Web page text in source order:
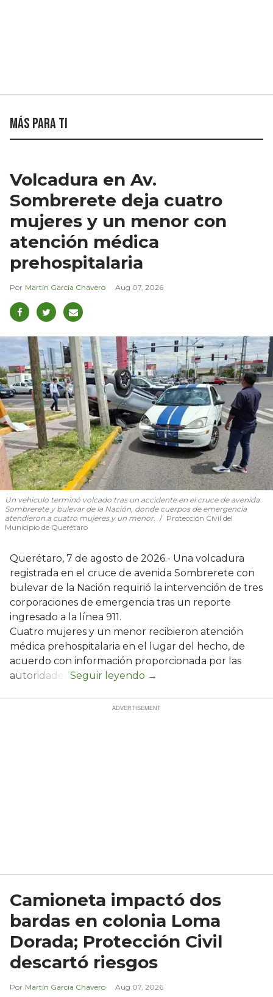
Más para ti
Volcadura en Av.
Sombrerete deja cuatro
mujeres y un menor con
atención médica
prehospitalaria
Martín García Chavero Aug 07, 2026
Un vehículo terminó volcado tras un accidente en el cruce de avenida
Sombrerete y bulevar de la Nación, donde cuerpos de emergencia
atendieron a cuatro mujeres y un menor.
Protección Civil del
Municipio de Querétaro
Querétaro, 7 de agosto de 2026.- Una volcadura
registrada en el cruce de avenida Sombrerete con
bulevar de la Nación requirió la intervención de tres
corporaciones de emergencia tras un reporte
ingresado a la línea 911.
Cuatro mujeres y un menor recibieron atención
médica prehospitalaria en el lugar del hecho, de
acuerdo con información proporcionada por las
autoridades.
Camioneta impactó dos
bardas en colonia Loma
Dorada; Protección Civil
descartó riesgos
Martín García Chavero Aug 07, 2026